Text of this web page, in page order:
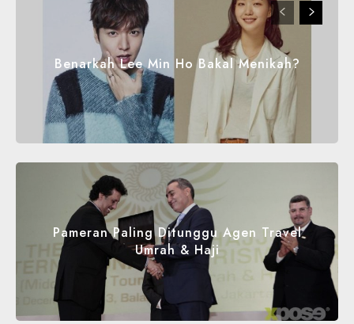
Benarkah Lee Min Ho Bakal Menikah?
Pameran Paling Ditunggu Agen Travel
Umrah & Haji